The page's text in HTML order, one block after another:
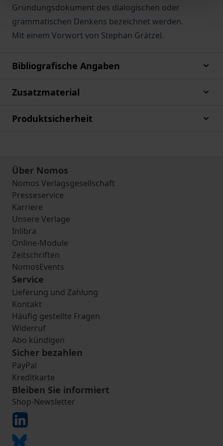
Gründungsdokument des dialogischen oder
grammatischen Denkens bezeichnet werden.
Mit einem Vorwort von Stephan Grätzel.
Bibliografische Angaben
Zusatzmaterial
Produktsicherheit
Über Nomos
Nomos Verlagsgesellschaft
Presseservice
Karriere
Unsere Verlage
Inlibra
Online-Module
Zeitschriften
NomosEvents
Service
Lieferung und Zahlung
Kontakt
Häufig gestellte Fragen
Widerruf
Abo kündigen
Sicher bezahlen
PayPal
Kreditkarte
Bleiben Sie informiert
Shop-Newsletter